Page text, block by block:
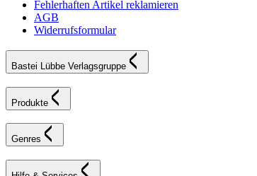
Fehlerhaften Artikel reklamieren
AGB
Widerrufsformular
Bastei Lübbe Verlagsgruppe
Produkte
Genres